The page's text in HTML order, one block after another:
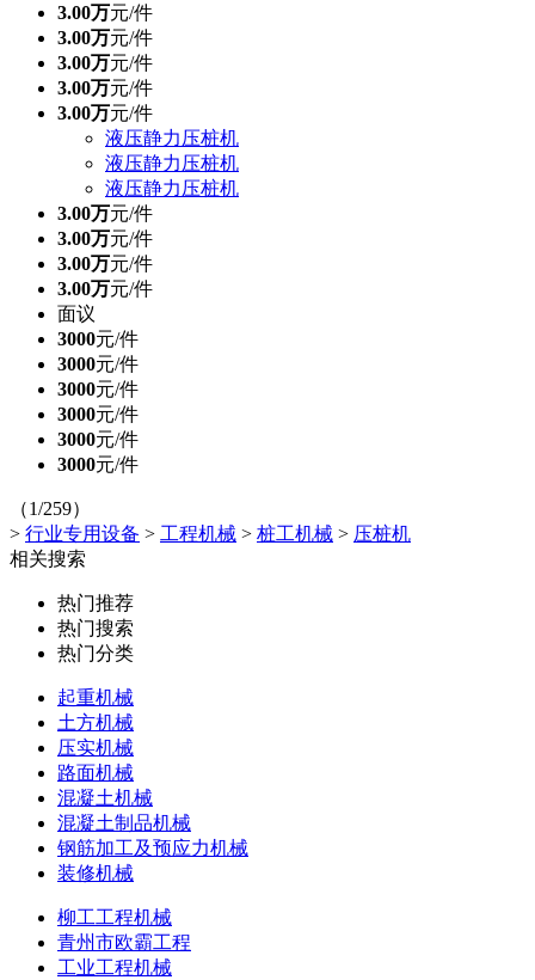
3.00万元/件
3.00万元/件
3.00万元/件
3.00万元/件
3.00万元/件
液压静力压桩机
液压静力压桩机
液压静力压桩机
3.00万元/件
3.00万元/件
3.00万元/件
3.00万元/件
面议
3000元/件
3000元/件
3000元/件
3000元/件
3000元/件
3000元/件
（1/259）
> 行业专用设备 > 工程机械 > 桩工机械 > 压桩机
相关搜索
热门推荐
热门搜索
热门分类
起重机械
土方机械
压实机械
路面机械
混凝土机械
混凝土制品机械
钢筋加工及预应力机械
装修机械
柳工工程机械
青州市欧霸工程
工业工程机械